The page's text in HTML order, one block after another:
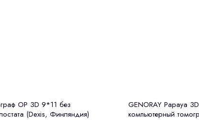
OP 3D 9*11 без
(Dexis, Финляндия)
GENORAY Papaya
компьютерный